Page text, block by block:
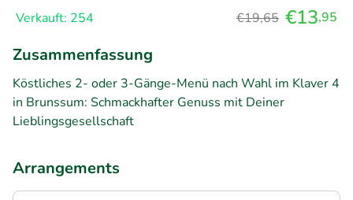
Verkauft: 254 €19,65 €13,95
Zusammenfassung
Köstliches 2- oder 3-Gänge-Menü nach Wahl im Klaver 4
in Brunssum: Schmackhafter Genuss mit Deiner
Lieblingsgesellschaft
Arrangements